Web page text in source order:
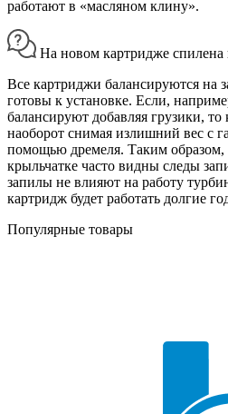
работают в «масляном клину».
На новом картридже спилена
Все картриджи балансируются на
готовы к установке. Если,
балансируют добавляя грузики,
наоборот снимая излишний вес с
помощью дремеля. Таким образом,
крыльчатке часто видны следы
запилы не влияют на работу
картридж будет работать долгие
Популярные товары